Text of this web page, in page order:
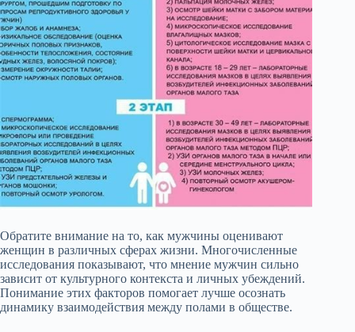
Обратите внимание на то, как мужчины оценивают
женщин в различных сферах жизни. Многочисленные
исследования показывают, что мнение мужчин сильно
зависит от культурного контекста и личных убеждений.
Понимание этих факторов помогает лучше осознать
динамику взаимодействия между полами в обществе.